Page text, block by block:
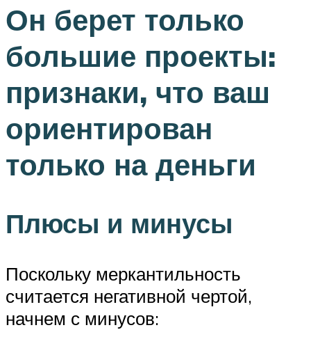
Он берет только
большие проекты:
признаки, что ваш
ориентирован
только на деньги
Плюсы и минусы
Поскольку меркантильность
считается негативной чертой,
начнем с минусов: